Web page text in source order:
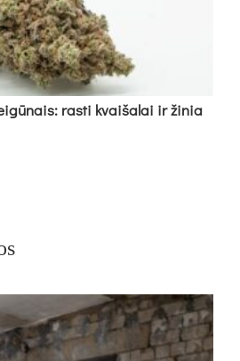
ras­ti kvai­ša­lai ir ži­nia